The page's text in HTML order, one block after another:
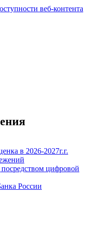
веб-контента
в 2026-2027г.г.
цифровой
России